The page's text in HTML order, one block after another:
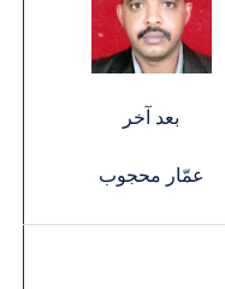
بعد آخر
عمّار محجوب